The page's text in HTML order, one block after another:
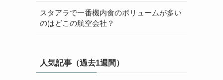
スタアラで一番機内食のボリュームが多い
のはどこの航空会社？
人気記事（過去1週間）